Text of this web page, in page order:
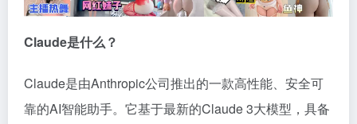
Claude是什么？
Claude是由Anthropic公司推出的一款高性能、安全可
靠的AI智能助手。它基于最新的Claude 3大模型，具备